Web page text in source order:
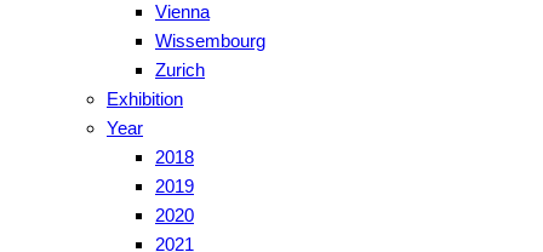
Vienna
Wissembourg
Zurich
Exhibition
Year
2018
2019
2020
2021